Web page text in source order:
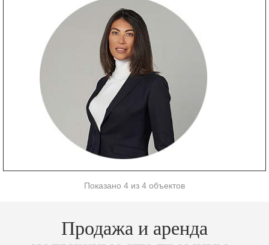
Показано 4 из 4 объектов
Продажа и аренда